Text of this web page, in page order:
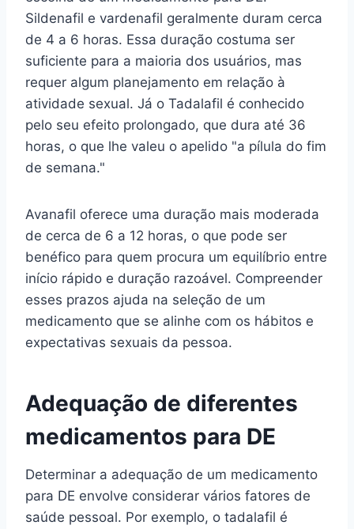
Sildenafil e vardenafil geralmente duram cerca
de 4 a 6 horas. Essa duração costuma ser
suficiente para a maioria dos usuários, mas
requer algum planejamento em relação à
atividade sexual. Já o Tadalafil é conhecido
pelo seu efeito prolongado, que dura até 36
horas, o que lhe valeu o apelido "a pílula do fim
de semana."
Avanafil oferece uma duração mais moderada
de cerca de 6 a 12 horas, o que pode ser
benéfico para quem procura um equilíbrio entre
início rápido e duração razoável. Compreender
esses prazos ajuda na seleção de um
medicamento que se alinhe com os hábitos e
expectativas sexuais da pessoa.
Adequação de diferentes
medicamentos para DE
Determinar a adequação de um medicamento
para DE envolve considerar vários fatores de
saúde pessoal. Por exemplo, o tadalafil é